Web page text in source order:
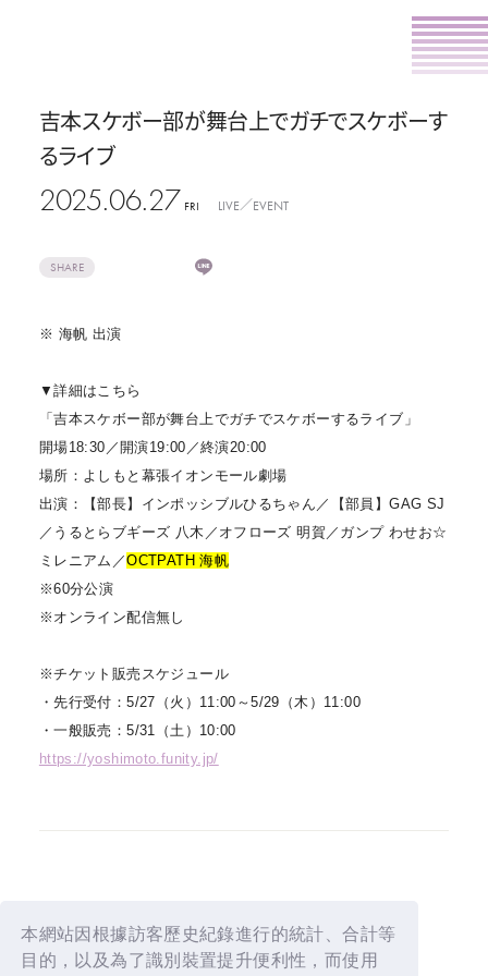
本網站因根據訪客歷史紀錄進行的統計、合計等
目的，以及為了識別裝置提升便利性，而使用
吉本スケボー部が舞台上でガチでスケボーす
るライブ
2025.06.27 FRI LIVE／EVENT
SHARE
※ 海帆 出演
▼詳細はこちら
「吉本スケボー部が舞台上でガチでスケボーするライブ」
開場18:30／開演19:00／終演20:00
場所：よしもと幕張イオンモール劇場
出演：【部長】インポッシブルひるちゃん／【部員】GAG SJ
／うるとらブギーズ 八木／オフローズ 明賀／ガンプ わせお☆
ミレニアム／OCTPATH 海帆
※60分公演
※オンライン配信無し
※チケット販売スケジュール
・先行受付：5/27（火）11:00～5/29（木）11:00
・一般販売：5/31（土）10:00
https://yoshimoto.funity.jp/
BACK